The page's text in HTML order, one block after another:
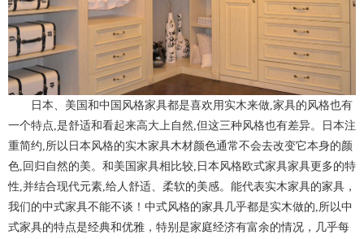
日本、美国和中国风格家具都是喜欢用实木来做,家具的风格也有
一个特点,是舒适和看起来高大上自然,但这三种风格也有差异。日本注
重简约,所以日本风格的实木家具木材颜色通常不会去改变它本身的颜
色,回归自然的美。和美国家具相比较,日本风格欧式家具家具更多的特
性,并结合现代元素,给人舒适、柔软的美感。能代表实木家具的家具，
我们的中式家具不能不谈！中式风格的家具几乎都是实木做的,所以中
式家具的特点是经典和优雅，特别是家庭经济有富余的情况，几乎每